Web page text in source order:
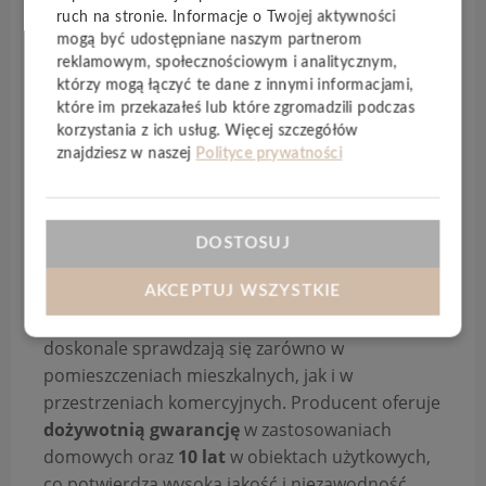
właściwości akustyczne.
KolekcjaSpirit Soulwyróżnia się szeroką gamą
realistycznych dekorów – od naturalnych
struktur drewna po nowoczesne wzory kamienia
– wykończonychultra matową powierzchnią
która podkreśla autentyczny charakter podłogi.
To rozwiązanie nie tylko estetyczne, ale także
praktyczne – podłoga jestwodoodporna,
odporna na zarysowaniaoraz
codziennej pielęgnacji
Dziękiklasie użyteczności 23/33, panele
doskonale sprawdzają się zarówno w
pomieszczeniach mieszkalnych, jak i w
przestrzeniach komercyjnych. Producent oferuje
dożywotnią gwarancjęw zastosowaniach
domowych oraz 10 latw obiektach użytkowych,
ruch na stronie. Informacje o Twojej aktywności
mogą być udostępniane naszym partnerom
reklamowym, społecznościowym i analitycznym,
którzy mogą łączyć te dane z innymi informacjami,
które im przekazałeś lub które zgromadzili podczas
korzystania z ich usług. Więcej szczegółów
znajdziesz w naszej Polityce prywatności
DOSTOSUJ
AKCEPTUJ WSZYSTKIE